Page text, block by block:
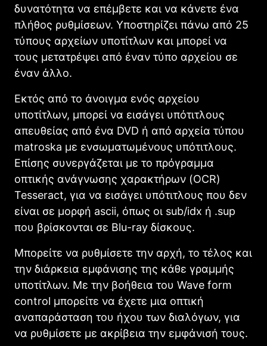
δυνατότητα να επέμβετε και να κάνετε ένα
πλήθος ρυθμίσεων. Υποστηρίζει πάνω από 25
τύπους αρχείων υποτίτλων και μπορεί να
τους μετατρέψει από έναν τύπο αρχείου σε
έναν άλλο.
Εκτός από το άνοιγμα ενός αρχείου
υποτίτλων, μπορεί να εισάγει υπότιτλους
απευθείας από ένα DVD ή από αρχεία τύπου
matroska με ενσωματωμένους υπότιτλους.
Επίσης συνεργάζεται με το πρόγραμμα
οπτικής ανάγνωσης χαρακτήρων (OCR)
Tesseract, για να εισάγει υπότιτλους που δεν
είναι σε μορφή ascii, όπως οι sub/idx ή .sup
που βρίσκονται σε Blu-ray δίσκους.
Μπορείτε να ρυθμίσετε την αρχή, το τέλος και
την διάρκεια εμφάνισης της κάθε γραμμής
υποτίτλων. Με την βοήθεια του Wave form
control μπορείτε να έχετε μια οπτική
αναπαράσταση του ήχου των διαλόγων, για
να ρυθμίσετε με ακρίβεια την εμφάνισή τους.